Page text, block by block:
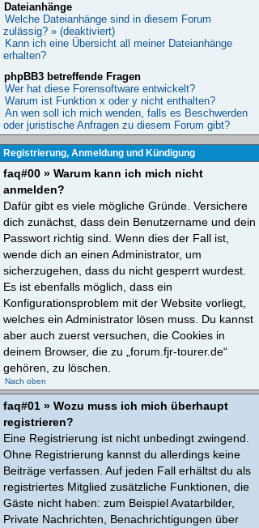
Dateianhänge
Welche Dateianhänge sind in diesem Forum
zulässig? » (deaktiviert)
Kann ich eine Übersicht all meiner Dateianhänge
erhalten?
phpBB3 betreffende Fragen
Wer hat diese Forensoftware entwickelt?
Warum ist Funktion x oder y nicht enthalten?
An wen soll ich mich wenden, falls es Beschwerden
oder juristische Anfragen zu diesem Forum gibt?
Registrierung, Anmeldung und Kündigung
faq#00 » Warum kann ich mich nicht
anmelden?
Dafür gibt es viele mögliche Gründe. Versichere
dich zunächst, dass dein Benutzername und dein
Passwort richtig sind. Wenn dies der Fall ist,
wende dich an einen Administrator, um
sicherzugehen, dass du nicht gesperrt wurdest.
Es ist ebenfalls möglich, dass ein
Konfigurationsproblem mit der Website vorliegt,
welches ein Administrator lösen muss. Du kannst
aber auch zuerst versuchen, die Cookies in
deinem Browser, die zu „forum.fjr-tourer.de“
gehören, zu löschen.
Nach oben
faq#01 » Wozu muss ich mich überhaupt
registrieren?
Eine Registrierung ist nicht unbedingt zwingend.
Ohne Registrierung kannst du allerdings keine
Beiträge verfassen. Auf jeden Fall erhältst du als
registriertes Mitglied zusätzliche Funktionen, die
Gäste nicht haben: zum Beispiel Avatarbilder,
Private Nachrichten, Benachrichtigungen über